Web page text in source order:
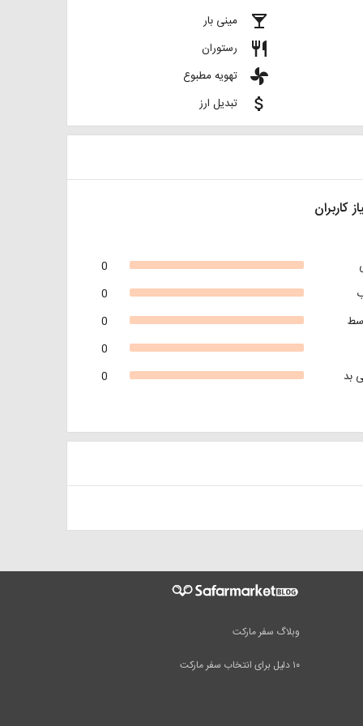
local_bar مینی بار
restaurant رستوران
toys تهویه مطبوع
attach_money تبدیل ارز
کاربران
0
0
0
0
0
بد
وبلاگ سفر مارکت
۱۰ دلیل برای انتخاب سفر مارکت